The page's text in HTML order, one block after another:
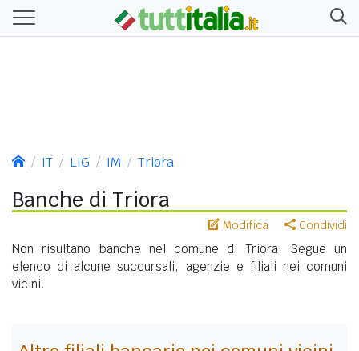
IT LIG IM Triora
Banche di Triora
Modifica Condividi
Non risultano banche nel comune di Triora. Segue un
elenco di alcune succursali, agenzie e filiali nei comuni
vicini.